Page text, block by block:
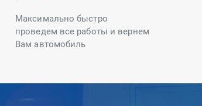
Максимально быстро
проведем все работы и вернем
Вам автомобиль